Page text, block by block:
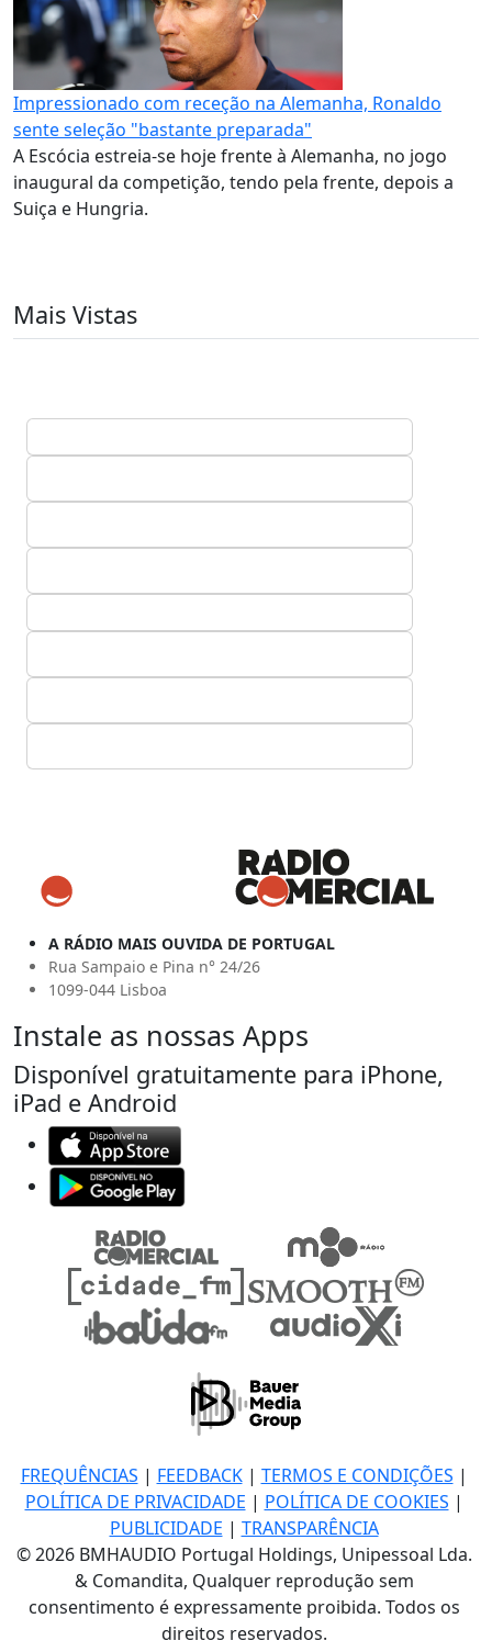
Impressionado com receção na Alemanha, Ronaldo
sente seleção "bastante preparada"
A Escócia estreia-se hoje frente à Alemanha, no jogo
inaugural da competição, tendo pela frente, depois a
Suiça e Hungria.
Mais Vistas
A RÁDIO MAIS OUVIDA DE PORTUGAL
Rua Sampaio e Pina n° 24/26
1099-044 Lisboa
Instale as nossas Apps
Disponível gratuitamente para iPhone,
iPad e Android
FREQUÊNCIAS | FEEDBACK| TERMOS E CONDIÇÕES |
POLÍTICA DE PRIVACIDADE | POLÍTICA DE COOKIES |
PUBLICIDADE | TRANSPARÊNCIA
© 2026 BMHAUDIO Portugal Holdings, Unipessoal Lda.
& Comandita, Qualquer reprodução sem
consentimento é expressamente proibida. Todos os
direitos reservados.